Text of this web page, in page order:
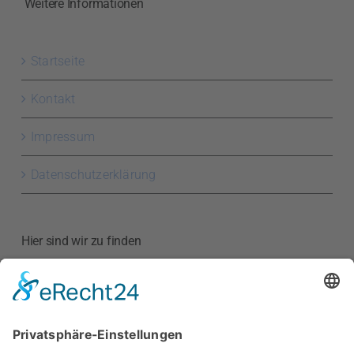
Weitere Informationen
Startseite
Kontakt
Impressum
Datenschutzerklärung
Hier sind wir zu finden
Kreishandwerkerschaft